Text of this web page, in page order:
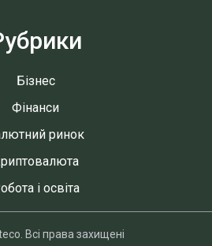
Бізнес
Фінанси
ринок
і освіта
Всі права захищені